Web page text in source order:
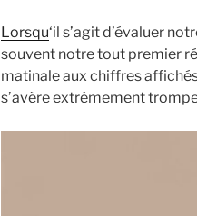
Lorsqu‘il s’agit d’évaluer
souvent notre tout premier
matinale aux chiffres
s’avère extrêmement